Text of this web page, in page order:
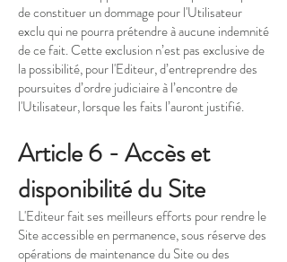
de constituer un dommage pour l'Utilisateur
exclu qui ne pourra prétendre à aucune indemnité
de ce fait. Cette exclusion n’est pas exclusive de
la possibilité, pour l'Editeur, d’entreprendre des
poursuites d’ordre judiciaire à l’encontre de
l'Utilisateur, lorsque les faits l’auront justifié.
Article 6 - Accès et
disponibilité du Site
L'Editeur fait ses meilleurs efforts pour rendre le
Site accessible en permanence, sous réserve des
opérations de maintenance du Site ou des